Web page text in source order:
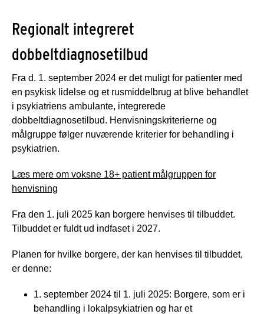
Regionalt integreret
dobbeltdiagnosetilbud
Fra d. 1. september 2024 er det muligt for patienter med
en psykisk lidelse og et rusmiddelbrug at blive behandlet
i psykiatriens ambulante, integrerede
dobbeltdiagnosetilbud. Henvisningskriterierne og
målgruppe følger nuværende kriterier for behandling i
psykiatrien.
Læs mere om voksne 18+ patient målgruppen for
henvisning
Fra den 1. juli 2025 kan borgere henvises til tilbuddet.
Tilbuddet er fuldt ud indfaset i 2027.
Planen for hvilke borgere, der kan henvises til tilbuddet,
er denne:
1. september 2024 til 1. juli 2025: Borgere, som er i
behandling i lokalpsykiatrien og har et